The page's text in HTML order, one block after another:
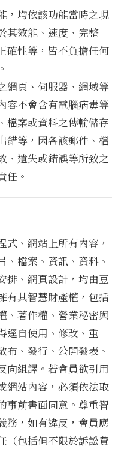
，均依該功能當時之現
其效能、速度、完整
確性等，皆不負擔任何
網頁、伺服器、網域等
容不會含有電腦病毒等
檔案或資料之傳輸儲存
錯等，因各該郵件、檔
、遺失或錯誤等所致之
任。
式、網站上所有內容，
、檔案、資訊、資料、
排、網頁設計，均由豆
有其智慧財產權，包括
、著作權、營業秘密與
逕自使用、修改、重
布、發行、公開發表、
向組譯。若會員欲引用
網站內容，必須依法取
事前書面同意。尊重智
務，如有違反，會員應
（包括但不限於訴訟費